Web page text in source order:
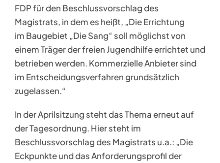
FDP für den Beschlussvorschlag des
Magistrats, in dem es heißt, „Die Errichtung
im Baugebiet „Die Sang“ soll möglichst von
einem Träger der freien Jugendhilfe errichtet und
betrieben werden. Kommerzielle Anbieter sind
im Entscheidungsverfahren grundsätzlich
zugelassen.“
In der Aprilsitzung steht das Thema erneut auf
der Tagesordnung. Hier steht im
Beschlussvorschlag des Magistrats u.a.: „Die
Eckpunkte und das Anforderungsprofil der